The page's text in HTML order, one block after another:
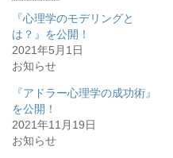
『心理学のモデリングと
は？』を公開！
2021年5月1日
お知らせ
『アドラー心理学の成功術』
を公開！
2021年11月19日
お知らせ